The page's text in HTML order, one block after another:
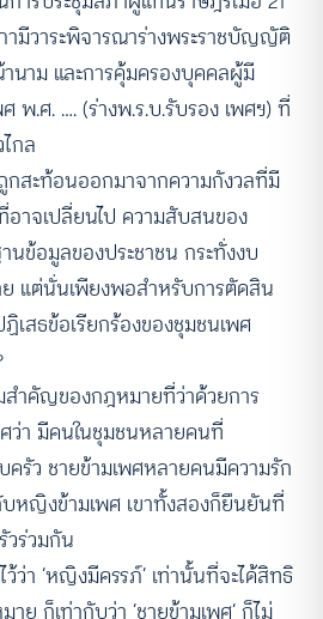
มีวาระพิจารณาร่างพระราชบัญญัติ
นาม และการคุ้มครองบุคคลผู้มี
พ.ศ. …. (ร่างพ.ร.บ.รับรอง เพศฯ) ที่
กล
กสะท้อนออกมาจากความกังวลที่มี
อาจเปลี่ยนไป ความสับสนของ
ข้อมูลของประชาชน กระทั่งงบ
แต่นั่นเพียงพอสำหรับการตัดสิน
เสธข้อเรียกร้องของชุมชนเพศ
ำคัญของกฎหมายที่ว่าด้วยการ
ว่า มีคนในชุมชนหลายคนที่
ครัว ชายข้ามเพศหลายคนมีความรัก
หญิงข้ามเพศ เขาทั้งสองก็ยืนยันที่
วร่วมกัน
ว่า ‘หญิงมีครรภ์’ เท่านั้นที่จะได้สิทธิ
ย ก็เท่ากับว่า ‘ชายข้ามเพศ’ ก็ไม่